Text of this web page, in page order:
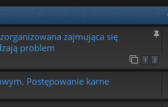
zajmująca się
problem
1 2
Postępowanie karne